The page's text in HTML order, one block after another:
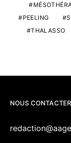
PEELING
THALASSO
NOUS CONTACTER